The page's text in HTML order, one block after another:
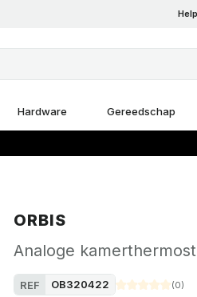
Help
Hardware Gereedschap
ORBIS
Analoge
REF OB320422 (0)